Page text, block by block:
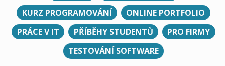
KURZ PROGRAMOVÁNÍ
ONLINE PORTFOLIO
PRÁCE V IT
PŘÍBĚHY STUDENTŮ
PRO FIRMY
TESTOVÁNÍ SOFTWARE